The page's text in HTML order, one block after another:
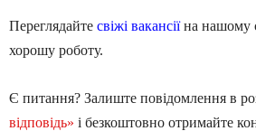
Переглядайте свіжі вакансіїна нашому
хорошу роботу.
Є питання? Залиште повідомлення в
відповідь» і безкоштовно отримайте